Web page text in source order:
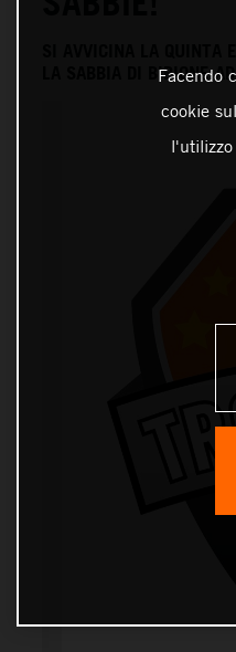
LA SABBIA DI BIBIONE
Facendo
cookie